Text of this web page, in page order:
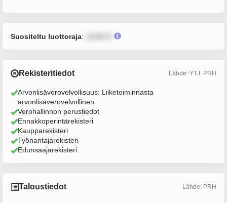
Suositeltu luottoraja:
Rekisteritiedot Lähde: YTJ, PRH
Arvonlisäverovelvollisuus: Liiketoiminnasta
arvonlisäverovelvollinen
Verohallinnon perustiedot
Ennakkoperintärekisteri
Kaupparekisteri
Työnantajarekisteri
Edunsaajarekisteri
Taloustiedot Lähde: PRH